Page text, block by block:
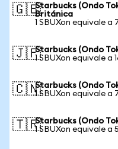
🇬🇧Starbucks (Ondo
Británica
1 SBUXon equivale a
🇯🇵Starbucks (Ondo
1 SBUXon equivale a
🇨🇳Starbucks (Ondo
1 SBUXon equivale a
🇹🇷Starbucks (Ondo
1 SBUXon equivale a